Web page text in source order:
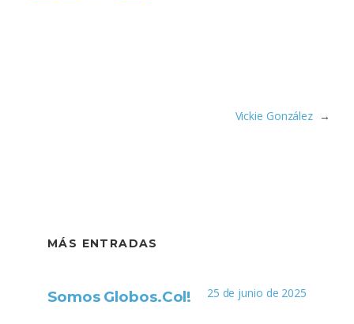
Vickie González →
MÁS ENTRADAS
Somos Globos.Col! 25 de junio de 2025